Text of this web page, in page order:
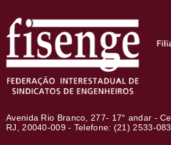
Avenida Rio Branco, 277- 17° andar -
RJ, 20040-009 - Telefone: (21) 2533-